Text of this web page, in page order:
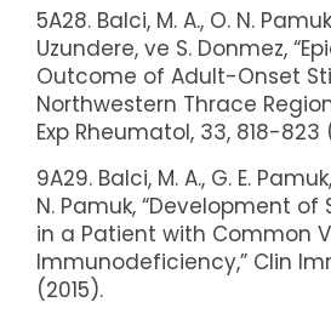
5A28. Balci, M. A., O. N.
Uzundere, ve S. Donmez,
Outcome of Adult-Onset
Northwestern Thrace
Exp Rheumatol, 33, 818-823
9A29. Balci, M. A., G. E.
N. Pamuk, “Development of
in a Patient with Common
Immunodeficiency,” Clin
(2015).